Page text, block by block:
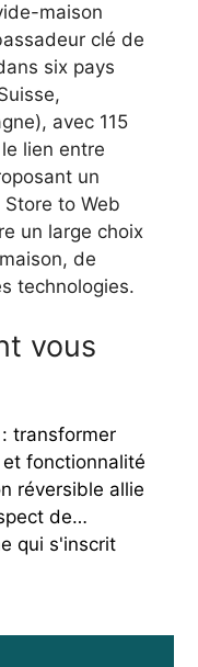
maison
clé de
six pays
avec 115
lien entre
un
to Web
un large choix
de
technologies.
vous
transformer
fonctionnalité
réversible allie
de…
qui s'inscrit